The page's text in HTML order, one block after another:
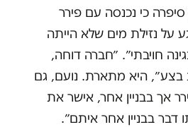
סיפרה כי נכנסה עם פירר
על נזילת מים שלא הייתה
חויבתי״. ״חברה דוחה,
בצע״, היא מתארת. נועם, גם
אך בבניין אחר, אישר את
דבר בבניין אחר איתם״.